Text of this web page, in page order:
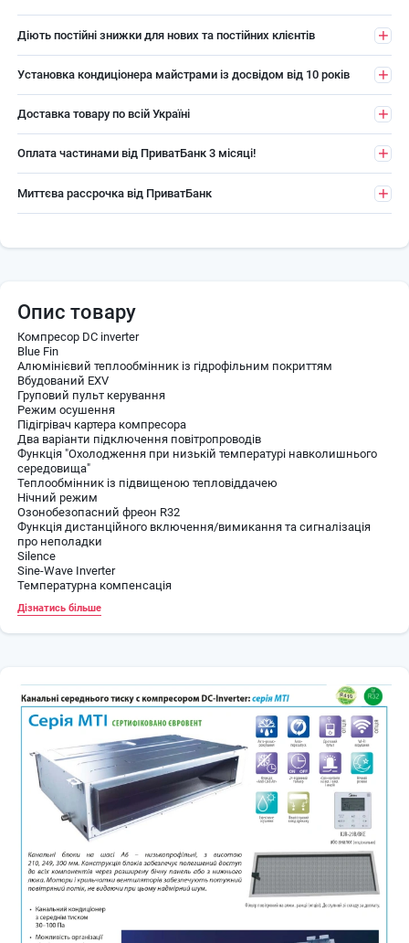
Діють постійні знижки для нових та постійних клієнтів
Установка кондиціонера майстрами із досвідом від 10 років
Доставка товару по всій Україні
Оплата частинами від ПриватБанк 3 місяці!
Миттєва рассрочка від ПриватБанк
Опис товару
Компресор DC inverter
Blue Fin
Алюмінієвий теплообмінник із гідрофільним покриттям
Вбудований EXV
Груповий пульт керування
Режим осушення
Підігрівач картера компресора
Два варіанти підключення повітропроводів
Функція "Охолодження при низькій температурі навколишнього
середовища"
Теплообмінник із підвищеною тепловіддачею
Нічний режим
Озонобезопасний фреон R32
Функція дистанційного включення/вимикання та сигналізація
про неполадки
Silence
Sine-Wave Inverter
Температурна компенсація
Підмішування свіжого повітря
Дізнатись більше